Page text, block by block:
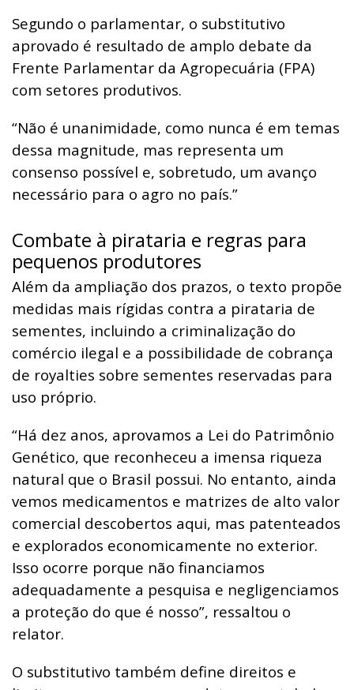
Segundo o parlamentar, o substitutivo
aprovado é resultado de amplo debate da
Frente Parlamentar da Agropecuária (FPA)
com setores produtivos.
“Não é unanimidade, como nunca é em temas
dessa magnitude, mas representa um
consenso possível e, sobretudo, um avanço
necessário para o agro no país.”
Combate à pirataria e regras para
pequenos produtores
Além da ampliação dos prazos, o texto propõe
medidas mais rígidas contra a pirataria de
sementes, incluindo a criminalização do
comércio ilegal e a possibilidade de cobrança
de royalties sobre sementes reservadas para
uso próprio.
“Há dez anos, aprovamos a Lei do Patrimônio
Genético, que reconheceu a imensa riqueza
natural que o Brasil possui. No entanto, ainda
vemos medicamentos e matrizes de alto valor
comercial descobertos aqui, mas patenteados
e explorados economicamente no exterior.
Isso ocorre porque não financiamos
adequadamente a pesquisa e negligenciamos
a proteção do que é nosso”, ressaltou o
relator.
O substitutivo também define direitos e